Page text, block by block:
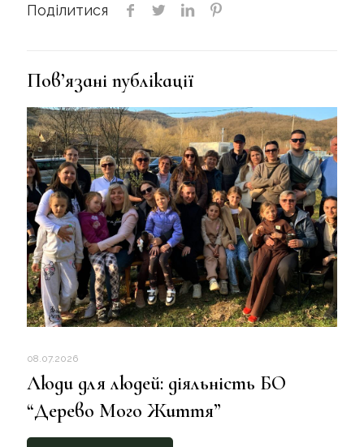
Поділитися
Пов’язані публікації
08.07.2026
Люди для людей: діяльність БО
“Дерево Мого Життя”